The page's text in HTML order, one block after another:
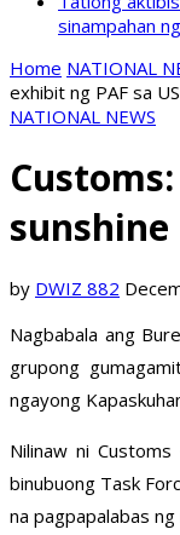
sinampahan
Home NATIONAL
exhibit ng PAF sa
NATIONAL NEWS
sunshine
by DWIZ 882
Nagbabala ang
grupong
ngayong
Nilinaw ni
binubuong Task
na pagpapalabas